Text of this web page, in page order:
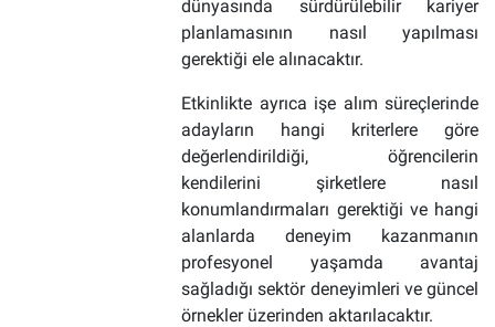
dünyasında sürdürülebilir kariyer
planlamasının nasıl yapılması
gerektiği ele alınacaktır.
Etkinlikte ayrıca işe alım süreçlerinde
adayların hangi kriterlere göre
değerlendirildiği, öğrencilerin
kendilerini şirketlere nasıl
konumlandırmaları gerektiği ve hangi
alanlarda deneyim kazanmanın
profesyonel yaşamda avantaj
sağladığı sektör deneyimleri ve güncel
örnekler üzerinden aktarılacaktır.